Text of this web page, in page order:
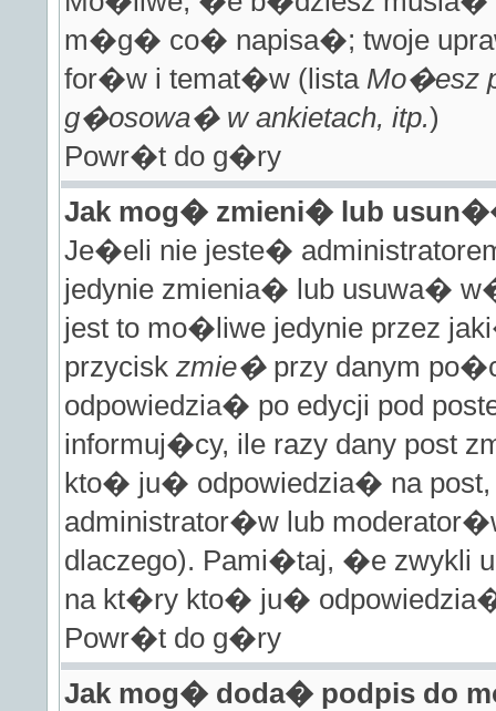
m�g� co� napisa�; twoje
for�w i temat�w (lista Mo�esz
g�osowa� w ankietach, itp.)
Powr�t do g�ry
Jak mog� zmieni� lub
Je�eli nie jeste�
jedynie zmienia� lub usuwa�
jest to mo�liwe jedynie przez
przycisk zmie�przy danym
odpowiedzia� po edycji pod
informuj�cy, ile razy dany post
kto� ju� odpowiedzia� na
administrator�w lub
dlaczego). Pami�taj, �e zwykli
na kt�ry kto� ju�
Powr�t do g�ry
Jak mog� doda� podpis do